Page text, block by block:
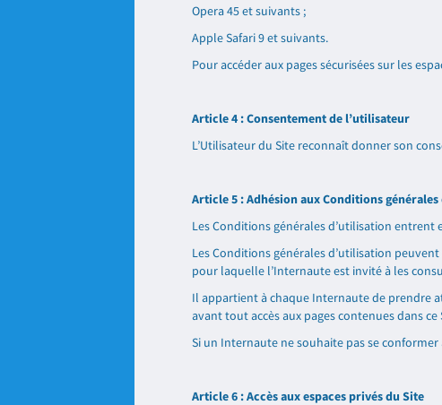
Opera 45 et suivants ;
Apple Safari 9 et suivants.
Pour accéder aux pages sécurisées sur les
Article 4 : Consentement de l’utilisateur
L’Utilisateur du Site reconnaît donner son
Article 5 : Adhésion aux Conditions
Les Conditions générales d’utilisation
Les Conditions générales d’utilisation
pour laquelle l’Internaute est invité à les
Il appartient à chaque Internaute de prendre
avant tout accès aux pages contenues dans ce
Si un Internaute ne souhaite pas se
Article 6 : Accès aux espaces privés du Site